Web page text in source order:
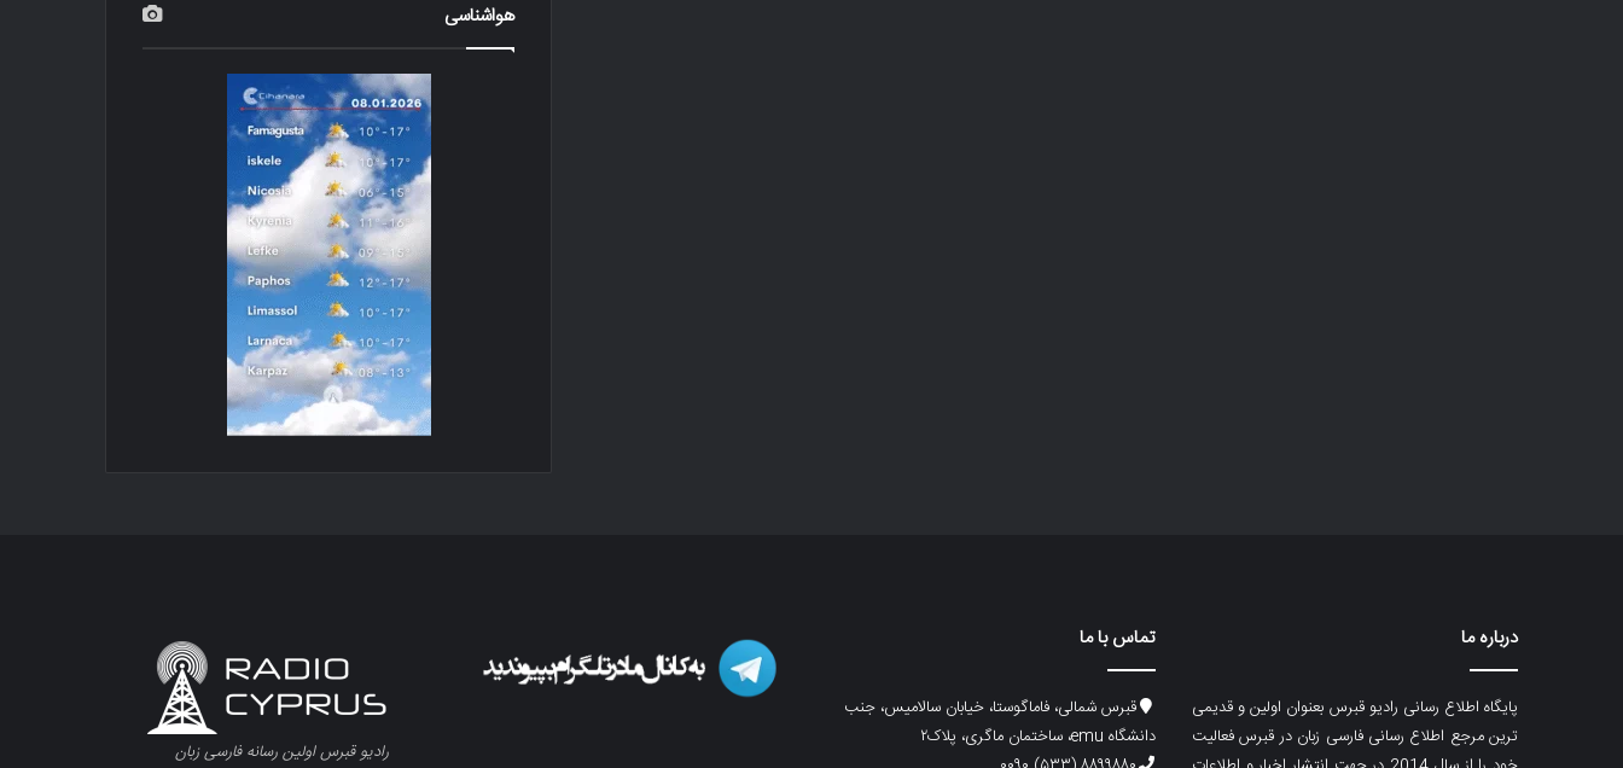
هواشناسی
درباره ما
پایگاه اطلاع رسانی رادیو قبرس بعنوان اولین و قدیمی
ترین مرجع اطلاع رسانی فارسی زبان در قبرس فعالیت
تماس با ما
قبرس شمالی، فاماگوستا، خیابان سالامیس، جنب
دانشگاه emu، ساختمان ماگری، پلاک۲
رادیو قبرس اولین رسانه فارسی زبان